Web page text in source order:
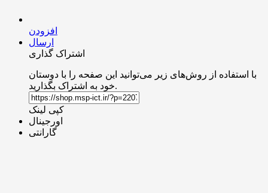
افزودن
ارسال
اشتراک گذاری
با استفاده از روش‌های زیر می‌توانید این صفحه را با دوستان
خود به اشتراک بگذارید.
کپی لینک
اورجینال
گارانتی